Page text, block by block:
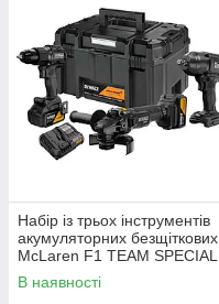
Набір із трьох інструментів
акумуляторних безщіткових
McLaren F1 TEAM SPECIAL
EDITION DeWALT
DCK3222MP2T
В наявності